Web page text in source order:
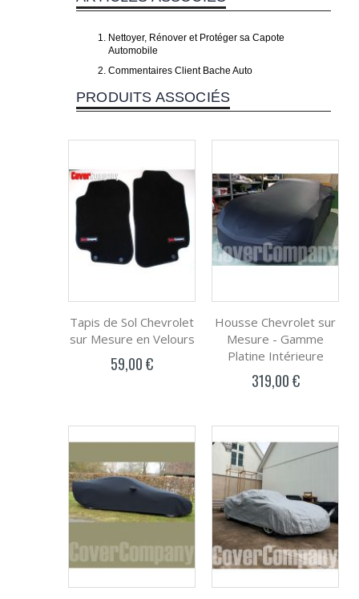
Nettoyer, Rénover et Protéger sa Capote
Automobile
Commentaires Client Bache Auto
PRODUITS ASSOCIÉS
Tapis de Sol Chevrolet
sur Mesure en Velours
59,00 €
Housse Chevrolet sur
Mesure - Gamme
Platine Intérieure
319,00 €